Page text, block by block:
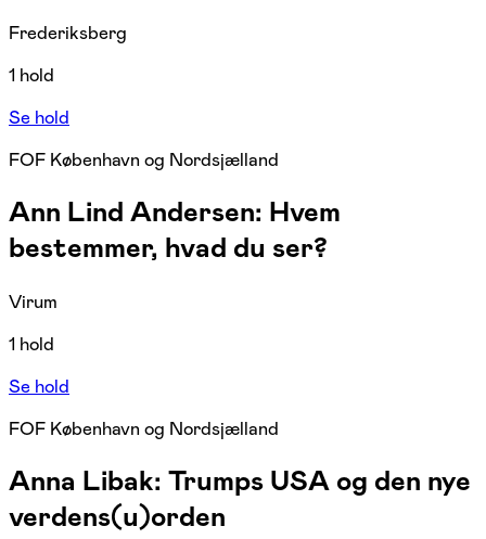
Frederiksberg
1 hold
Se hold
FOF København og Nordsjælland
Ann Lind Andersen: Hvem
bestemmer, hvad du ser?
Virum
1 hold
Se hold
FOF København og Nordsjælland
Anna Libak: Trumps USA og den nye
verdens(u)orden